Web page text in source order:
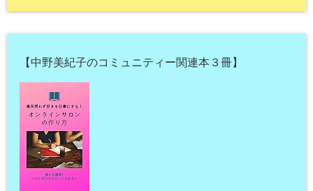
【中野美紀子のコミュニティー関連本３冊】